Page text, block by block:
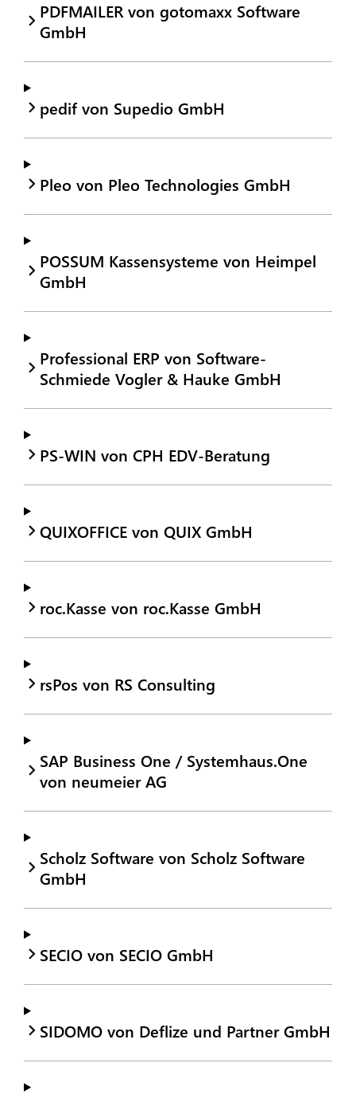
PDFMAILER von gotomaxx Software
GmbH
pedif von Supedio GmbH
Pleo von Pleo Technologies GmbH
POSSUM Kassensysteme von Heimpel
GmbH
Professional ERP von Software-
Schmiede Vogler & Hauke GmbH
PS-WIN von CPH EDV-Beratung
QUIXOFFICE von QUIX GmbH
roc.Kasse von roc.Kasse GmbH
rsPos von RS Consulting
SAP Business One / Systemhaus.One
von neumeier AG
Scholz Software von Scholz Software
GmbH
SECIO von SECIO GmbH
SIDOMO von Deflize und Partner GmbH